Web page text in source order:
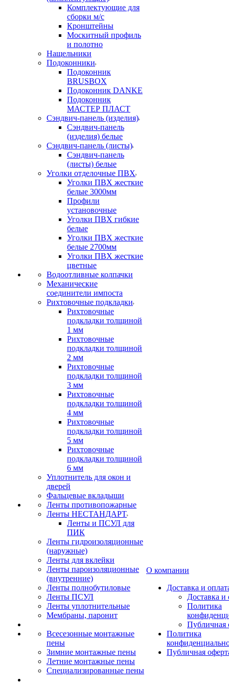
Комплектующие для
сборки м/с
Кронштейны
Москитный профиль
и полотно
Нащельники
Подоконники
Подоконник
BRUSBOX
Подоконник DANKE
Подоконник
МАСТЕР ПЛАСТ
Сэндвич-панель (изделия)
Сэндвич-панель
(изделия) белые
Сэндвич-панель (листы)
Сэндвич-панель
(листы) белые
Уголки отделочные ПВХ
Уголки ПВХ жесткие
белые 3000мм
Профили
установочные
Уголки ПВХ гибкие
белые
Уголки ПВХ жесткие
белые 2700мм
Уголки ПВХ жесткие
цветные
Водоотливные колпачки
Механические
соединители импоста
Рихтовочные подкладки
Рихтовочные
подкладки толщиной
1 мм
Рихтовочные
подкладки толщиной
2 мм
Рихтовочные
подкладки толщиной
3 мм
Рихтовочные
подкладки толщиной
4 мм
Рихтовочные
подкладки толщиной
5 мм
Рихтовочные
подкладки толщиной
6 мм
Уплотнитель для окон и
дверей
Фальцевые вкладыши
Ленты противопожарные
Ленты НЕСТАНДАРТ
Ленты и ПСУЛ для
ПИК
Ленты гидроизоляционные
(наружные)
Ленты для вклейки
Ленты пароизоляционные
(внутренние)
Ленты полнобутиловые
Ленты ПСУЛ
Ленты уплотнительные
Мембраны, паронит
Всесезонные монтажные
пены
Зимние монтажные пены
Летние монтажные пены
Специализированные пены
О компании
Доставка и
Доставка и
Политика
Публичная
Политика
Публичная